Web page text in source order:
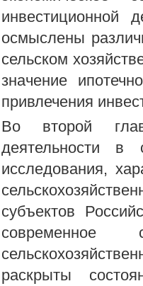
инвестиционной
осмыслены
сельском
значение
привлечения
Во второй
деятельности в
исследования,
субъектов
современное
раскрыты